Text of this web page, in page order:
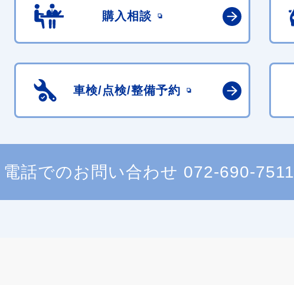
購入相談
車検/点検/整備予約
電話でのお問い合わせ 072-690-7511